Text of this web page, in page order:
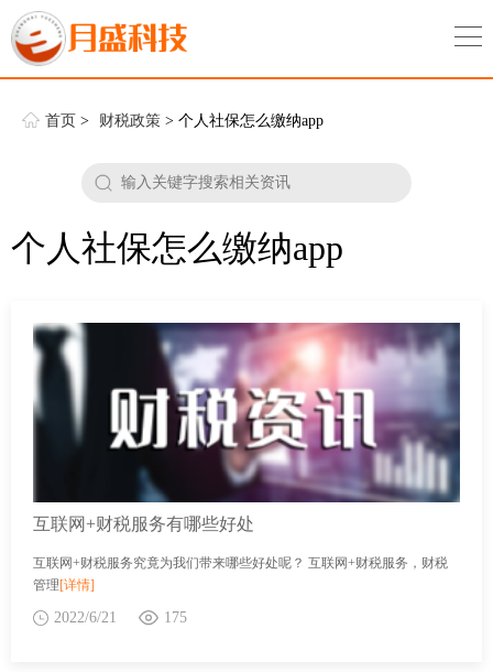
首页 > 财税政策 > 个人社保怎么缴纳app
个人社保怎么缴纳app
互联网+财税服务有哪些好处
互联网+财税服务究竟为我们带来哪些好处呢？ 互联网+财税服务，财税
管理[详情]
2022/6/21 175